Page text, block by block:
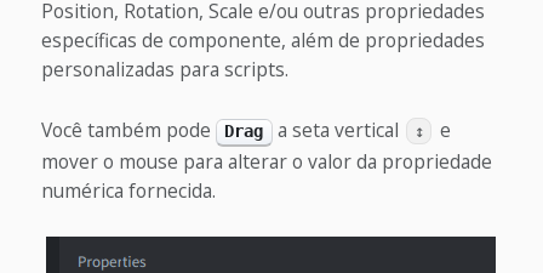
Position, Rotation, Scale e/ou outras propriedades
específicas de componente, além de propriedades
personalizadas para scripts.
Você também pode Drag a seta vertical ↕
e
mover o mouse para alterar o valor da propriedade
numérica fornecida.